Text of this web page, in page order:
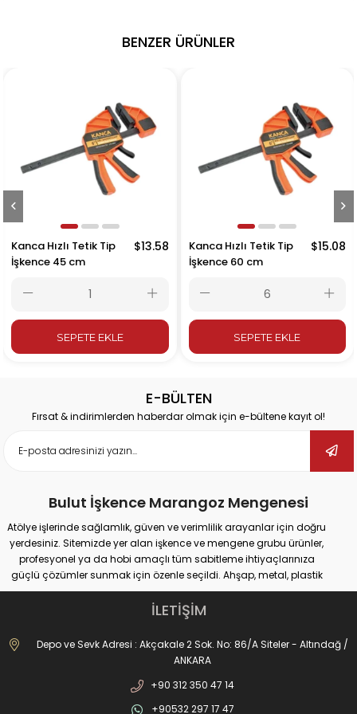
BENZER ÜRÜNLER
Kanca Hızlı Tetik Tip
İşkence 45 cm
$13.58
SEPETE EKLE
Kanca Hızlı Tetik Tip
İşkence 60 cm
$15.08
SEPETE EKLE
E-BÜLTEN
Fırsat & indirimlerden haberdar olmak için e-bültene kayıt ol!
Bulut İşkence Marangoz Mengenesi
Atölye işlerinde sağlamlık, güven ve verimlilik arayanlar için doğru
yerdesiniz. Sitemizde yer alan işkence ve mengene grubu ürünler,
profesyonel ya da hobi amaçlı tüm sabitleme ihtiyaçlarınıza
güçlü çözümler sunmak için özenle seçildi. Ahşap, metal, plastik
gibi farklı yüzeylerde güvenli tutuş sağlayan ürünlerimiz;
marangozluk, kaynak, delme, montaj ve tamir gibi pek çok alanda
maksimum performans vadediyor.
İster büyük ölçekli sanayi tipi işler yapıyor olun, ister evde basit
onarımlar; doğru işkence ve mengeneyle hem iş güvenliğinizi
işkencelerden matkap mengenelerine, ray işkencelerinden kazancı
işkencesine kadar geniş ürün gamımızda her kullanım alanına
İLETİŞİM
Depo ve Sevk Adresi : Akçakale 2 Sok. No: 86/A Siteler - Altındağ /
ANKARA
+90 312 350 47 14
+90532 297 17 47